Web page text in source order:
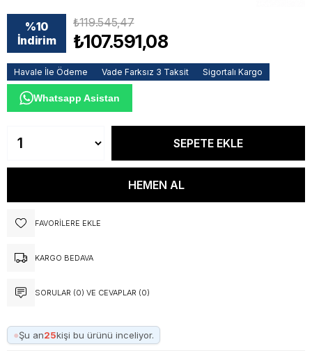
%10
İndirim
₺119.545,47
₺107.591,08
Havale İle Ödeme Vade Farksız 3 Taksit Sigortalı Kargo
Whatsapp Asistan
FAVORILERE EKLE
KARGO BEDAVA
SORULAR (0) VE CEVAPLAR (0)
●Şu an25kişi bu ürünü inceliyor.